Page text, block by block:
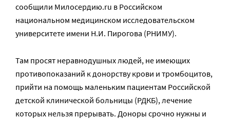
сообщили Милосердию.ru в Российском
национальном медицинском исследовательском
университете имени Н.И. Пирогова (РНИМУ).
Там просят неравнодушных людей, не имеющих
противопоказаний к донорству крови и тромбоцитов,
прийти на помощь маленьким пациентам Российской
детской клинической больницы (РДКБ), лечение
которых нельзя прерывать. Доноры срочно нужны и